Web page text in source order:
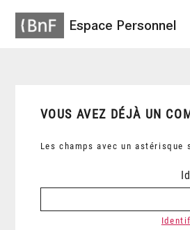
Espace Personnel
VOUS AVEZ DÉJÀ UN
Les champs avec un